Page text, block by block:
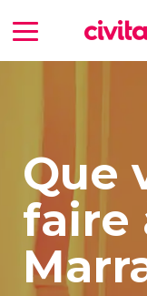
Que
faire